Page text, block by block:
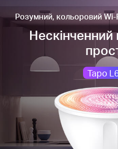
Розумний, кольоровий Wi-
Tapo